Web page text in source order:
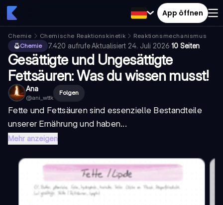
App öffnen
Chemie Chemische Reaktionskinetik
Reaktionsmechanismus
Chemie
7.420 aufrufe·Aktualisiert 24. Juli 2026·10 Seiten
Gesättigte und Ungesättigte
Fettsäuren: Was du wissen musst!
Ana
@ani_wttk
Folgen
Fette und Fettsäuren sind essenzielle Bestandteile
unserer Ernährung und haben...
Mehr anzeigen